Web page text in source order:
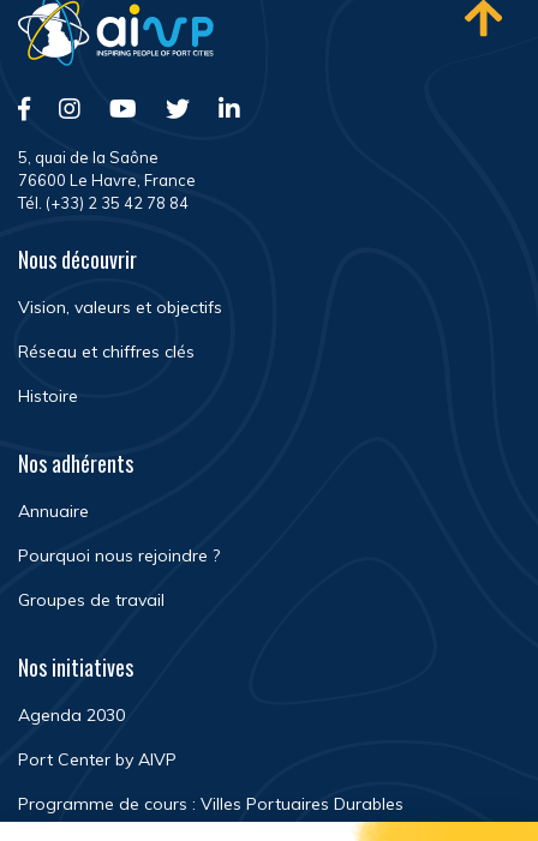
5, quai de la Saône
76600 Le Havre, France
Tél. (+33) 2 35 42 78 84
Nous découvrir
Vision, valeurs et objectifs
Réseau et chiffres clés
Histoire
Nos adhérents
Annuaire
Pourquoi nous rejoindre ?
Groupes de travail
Nos initiatives
Agenda 2030
Port Center by AIVP
Programme de cours : Villes Portuaires Durables